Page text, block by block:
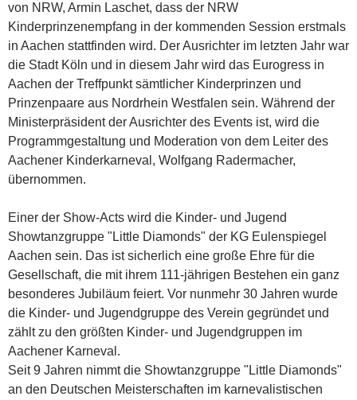
von NRW, Armin Laschet, dass der NRW
Kinderprinzenempfang in der kommenden Session erstmals
in Aachen stattfinden wird. Der Ausrichter im letzten Jahr war
die Stadt Köln und in diesem Jahr wird das Eurogress in
Aachen der Treffpunkt sämtlicher Kinderprinzen und
Prinzenpaare aus Nordrhein Westfalen sein. Während der
Ministerpräsident der Ausrichter des Events ist, wird die
Programmgestaltung und Moderation von dem Leiter des
Aachener Kinderkarneval, Wolfgang Radermacher,
übernommen.
Einer der Show-Acts wird die Kinder- und Jugend
Showtanzgruppe "Little Diamonds" der KG Eulenspiegel
Aachen sein. Das ist sicherlich eine große Ehre für die
Gesellschaft, die mit ihrem 111-jährigen Bestehen ein ganz
besonderes Jubiläum feiert. Vor nunmehr 30 Jahren wurde
die Kinder- und Jugendgruppe des Verein gegründet und
zählt zu den größten Kinder- und Jugendgruppen im
Aachener Karneval.
Seit 9 Jahren nimmt die Showtanzgruppe "Little Diamonds"
an den Deutschen Meisterschaften im karnevalistischen